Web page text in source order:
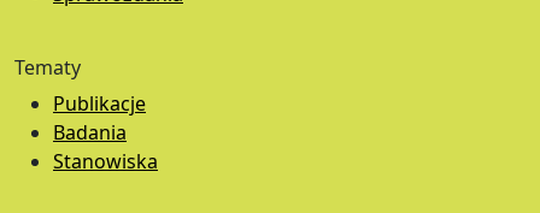
Tematy
Publikacje
Badania
Stanowiska